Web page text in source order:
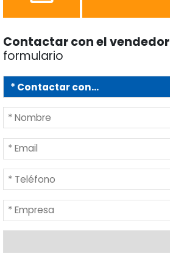
Contactar con el vendedor
formulario